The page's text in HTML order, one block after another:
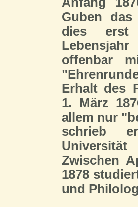
Guben
dies
offenbar
Erhalt des
1. März
allem nur
schrieb
Zwischen
1878
und